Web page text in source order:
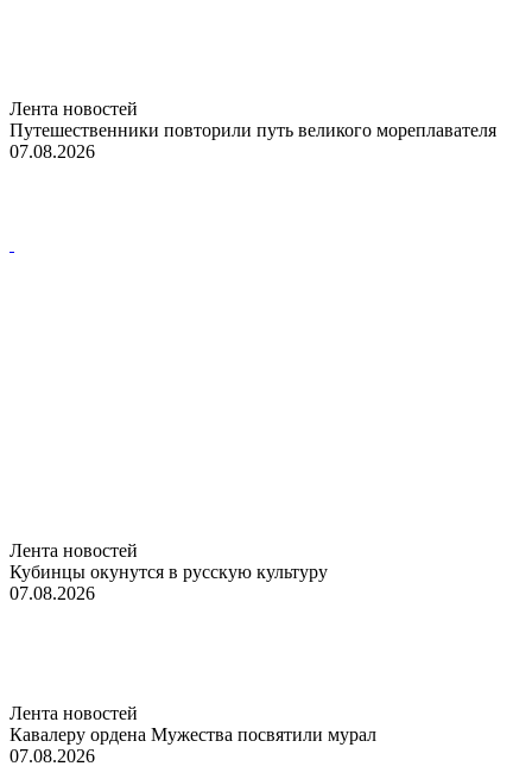
Лента новостей
Путешественники повторили путь великого мореплавателя
07.08.2026
Лента новостей
Кубинцы окунутся в русскую культуру
07.08.2026
Лента новостей
Кавалеру ордена Мужества посвятили мурал
07.08.2026